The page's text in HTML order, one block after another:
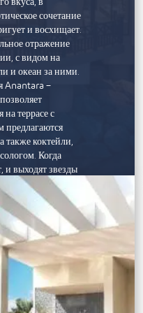
сочетание
и восхищает.
отражение
с видом на
и океан за ними.
Anantara –
на террасе с
предлагаются
также коктейли,
Когда
и выходят звезды
ритмами
класса бассейн,
йогой,
также площадка
с трех
безграничные
от